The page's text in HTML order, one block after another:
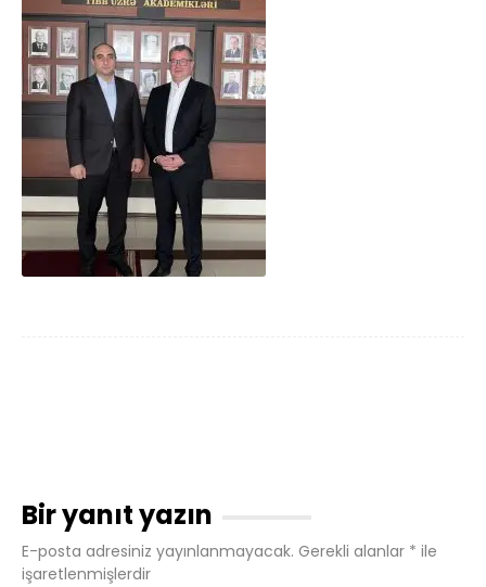
Bir yanıt yazın
E-posta adresiniz yayınlanmayacak. Gerekli alanlar * ile
işaretlenmişlerdir